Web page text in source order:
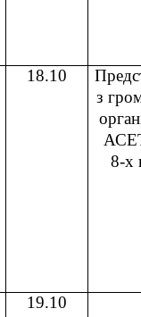
18.10
з
8-х
19.10